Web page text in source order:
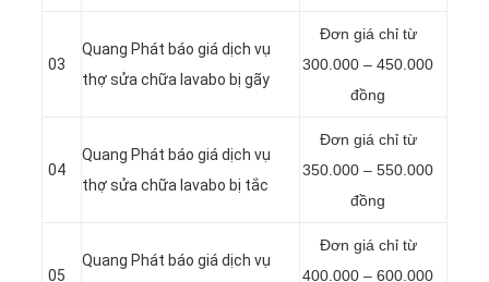
03
Quang Phát báo giá dịch vụ
thợ sửa chữa lavabo bị gãy
Đơn giá chỉ từ
300.000 – 450.000
đồng
04
Quang Phát báo giá dịch vụ
thợ sửa chữa lavabo bị tắc
Đơn giá chỉ từ
350.000 – 550.000
đồng
05
Quang Phát báo giá dịch vụ
Đơn giá chỉ từ
400.000 – 600.000